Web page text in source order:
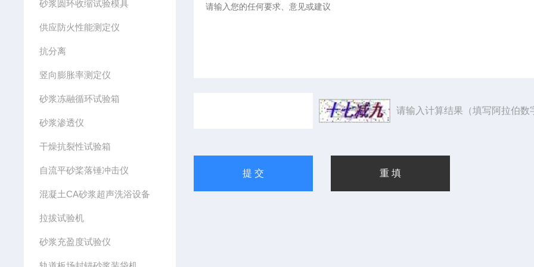
砂浆圆环收缩试验模具
供应防火性能测定仪
抗分离
竖向膨胀率测定仪
砂浆冻融循环试验箱
砂浆渗透仪
干燥抗裂性试验箱
自流平砂桨落锤冲击仪
混凝土CA砂浆超声洗浴设备
拉拔试验机
砂浆充盈度试验仪
请输入计算结果（填写阿拉伯数